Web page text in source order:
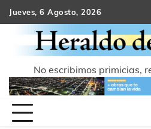
Skip
to
content
Jueves, 6 Agosto, 2026
No escribimos primicias,